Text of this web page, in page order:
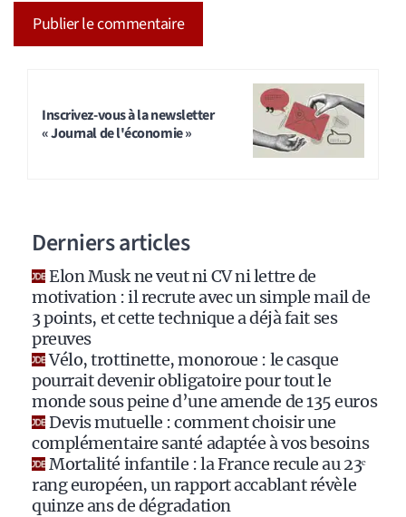
Inscrivez-vous à la newsletter
« Journal de l'économie »
Derniers articles
Elon Musk ne veut ni CV ni lettre de
motivation : il recrute avec un simple mail de
3 points, et cette technique a déjà fait ses
preuves
Vélo, trottinette, monoroue : le casque
pourrait devenir obligatoire pour tout le
monde sous peine d’une amende de 135 euros
Devis mutuelle : comment choisir une
complémentaire santé adaptée à vos besoins
Mortalité infantile : la France recule au 23ᵉ
rang européen, un rapport accablant révèle
quinze ans de dégradation